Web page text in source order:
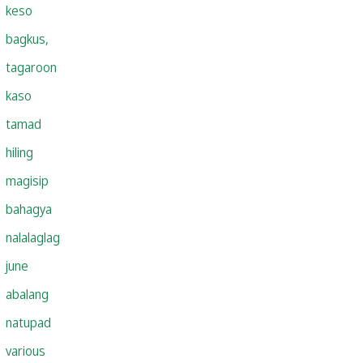
keso
bagkus,
tagaroon
kaso
tamad
hiling
magisip
bahagya
nalalaglag
june
abalang
natupad
various